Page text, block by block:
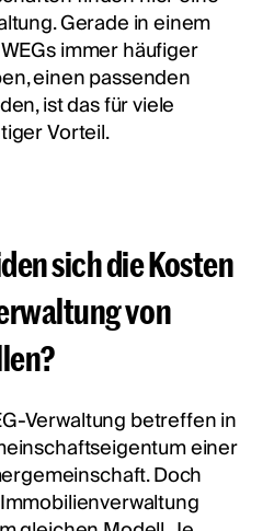
Gerade in einem
immer häufiger
einen passenden
ist das für viele
Vorteil.
sich die Kosten
von
Verwaltung betreffen in
einer
Doch